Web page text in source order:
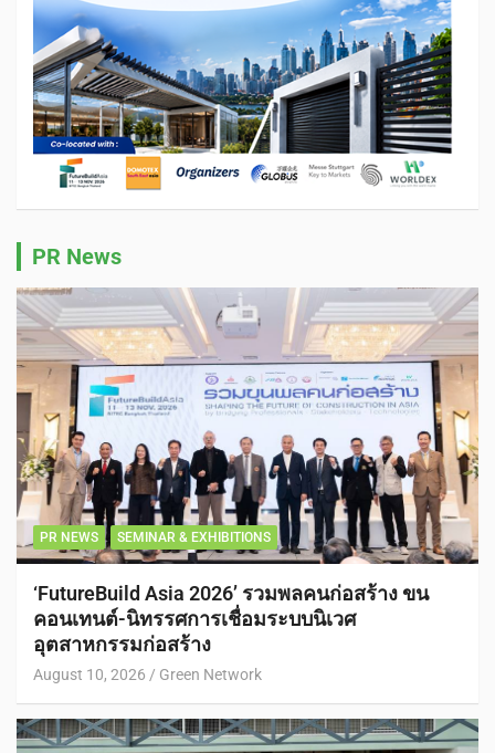
PR News
PR NEWS SEMINAR & EXHIBITIONS
‘FutureBuild Asia 2026’ รวมพลคนก่อสร้าง ขน
คอนเทนต์-นิทรรศการเชื่อมระบบนิเวศ
อุตสาหกรรมก่อสร้าง
August 10, 2026 Green Network